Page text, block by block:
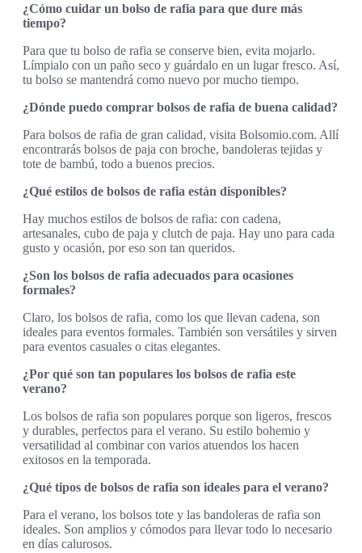
¿Cómo cuidar un bolso de rafia para que dure más
tiempo?
Para que tu bolso de rafia se conserve bien, evita mojarlo.
Límpialo con un paño seco y guárdalo en un lugar fresco. Así,
tu bolso se mantendrá como nuevo por mucho tiempo.
¿Dónde puedo comprar bolsos de rafia de buena calidad?
Para bolsos de rafia de gran calidad, visita Bolsomio.com. Allí
encontrarás bolsos de paja con broche, bandoleras tejidas y
tote de bambú, todo a buenos precios.
¿Qué estilos de bolsos de rafia están disponibles?
Hay muchos estilos de bolsos de rafia: con cadena,
artesanales, cubo de paja y clutch de paja. Hay uno para cada
gusto y ocasión, por eso son tan queridos.
¿Son los bolsos de rafia adecuados para ocasiones
formales?
Claro, los bolsos de rafia, como los que llevan cadena, son
ideales para eventos formales. También son versátiles y sirven
para eventos casuales o citas elegantes.
¿Por qué son tan populares los bolsos de rafia este
verano?
Los bolsos de rafia son populares porque son ligeros, frescos
y durables, perfectos para el verano. Su estilo bohemio y
versatilidad al combinar con varios atuendos los hacen
exitosos en la temporada.
¿Qué tipos de bolsos de rafia son ideales para el verano?
Para el verano, los bolsos tote y las bandoleras de rafia son
ideales. Son amplios y cómodos para llevar todo lo necesario
en días calurosos.